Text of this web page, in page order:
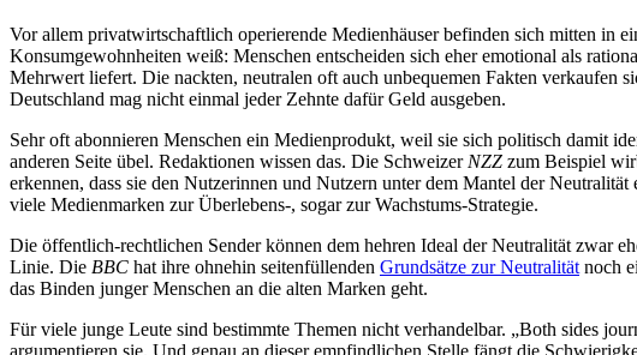
Vor allem privatwirtschaftlich operierende Medienhäuser befinden sich mitten in
Konsumgewohnheiten weiß: Menschen entscheiden sich eher emotional als
Mehrwert liefert. Die nackten, neutralen oft auch unbequemen Fakten
Deutschland mag nicht einmal jeder Zehnte dafür Geld ausgeben.
Sehr oft abonnieren Menschen ein Medienprodukt, weil sie sich politisch damit
anderen Seite übel. Redaktionen wissen das. Die Schweizer NZZ zum Beispiel
erkennen, dass sie den Nutzerinnen und Nutzern unter dem Mantel der
viele Medienmarken zur Überlebens-, sogar zur Wachstums-Strategie.
Die öffentlich-rechtlichen Sender können dem hehren Ideal der Neutralität zwar
Linie. Die BBC hat ihre ohnehin seitenfüllenden Grundsätze zur Neutralität noch
das Binden junger Menschen an die alten Marken geht.
Für viele junge Leute sind bestimmte Themen nicht verhandelbar. „Both sides
argumentieren sie. Und genau an dieser empfindlichen Stelle fängt die